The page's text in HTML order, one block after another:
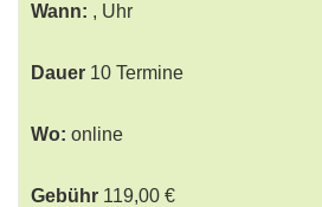
Wann: , Uhr
Dauer 10 Termine
Wo: online
Gebühr 119,00 €